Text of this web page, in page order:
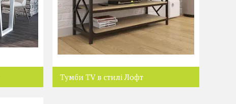
Тумби TV в стилі Лофт